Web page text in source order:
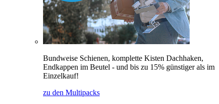
Bundweise Schienen, komplette Kisten Dachhaken,
Endkappen im Beutel - und bis zu 15% günstiger als im
Einzelkauf!
zu den Multipacks